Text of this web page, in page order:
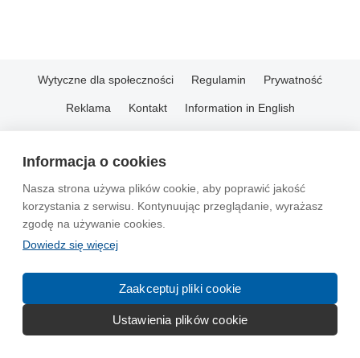
Informacja o cookies
Nasza strona używa plików cookie, aby poprawić jakość
korzystania z serwisu. Kontynuując przeglądanie, wyrażasz
zgodę na używanie cookies.
Dowiedz się więcej
Zaakceptuj pliki cookie
Ustawienia plików cookie
Wytyczne dla społeczności Regulamin Prywatność
Reklama Kontakt Information in English